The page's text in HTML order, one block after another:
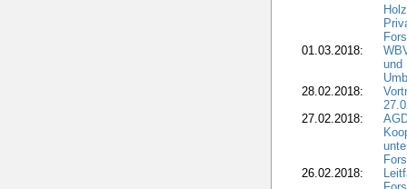
01.03.2018:
und
28.02.2018:
27.02.2018:
26.02.2018: